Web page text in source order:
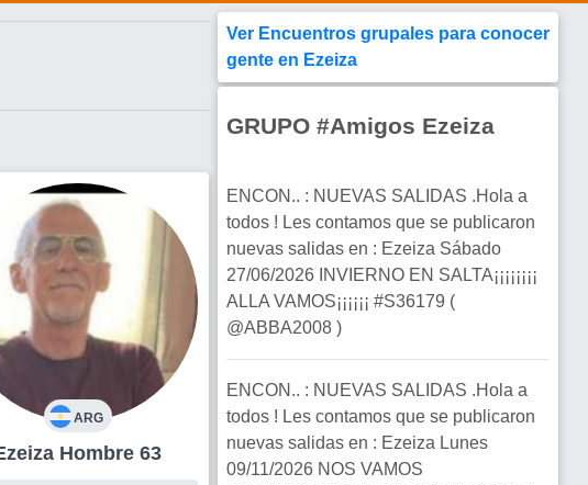
ARG
Ezeiza Hombre 63
Ver Encuentros grupales para conocer
gente en Ezeiza
GRUPO #Amigos Ezeiza
ENCON.. : NUEVAS SALIDAS .Hola a
todos ! Les contamos que se publicaron
nuevas salidas en : Ezeiza Sábado
27/06/2026 INVIERNO EN SALTA¡¡¡¡¡¡¡¡
ALLA VAMOS¡¡¡¡¡¡ #S36179 (
@ABBA2008 )
ENCON.. : NUEVAS SALIDAS .Hola a
todos ! Les contamos que se publicaron
nuevas salidas en : Ezeiza Lunes
09/11/2026 NOS VAMOS